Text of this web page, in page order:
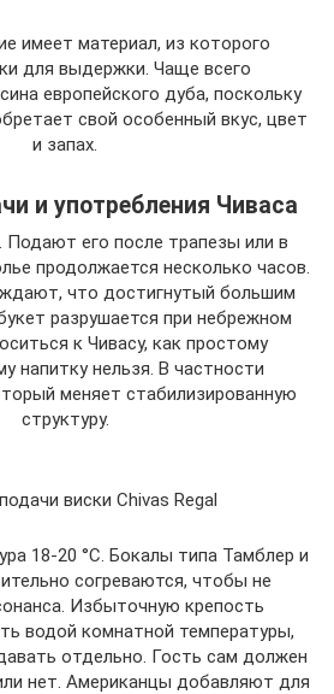
имеет материал, из которого
для выдержки. Чаще всего
европейского дуба, поскольку
свой особенный вкус, цвет
и запах.
и употребления Чиваса
его после трапезы или в
продолжается несколько часов.
что достигнутый большим
разрушается при небрежном
к Чивасу, как простому
напитку нельзя. В частности
меняет стабилизированную
структуру.
виски Chivas Regal
18-20 °С. Бокалы типа Тамблер и
согреваются, чтобы не
Избыточную крепость
водой комнатной температуры,
отдельно. Гость сам должен
нет. Американцы добавляют для